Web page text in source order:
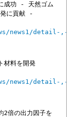
成功 - 天然ゴム
発に貢献 -
news1/detail-,-
材料を開発
news1/detail-,-
2倍の出力因子を